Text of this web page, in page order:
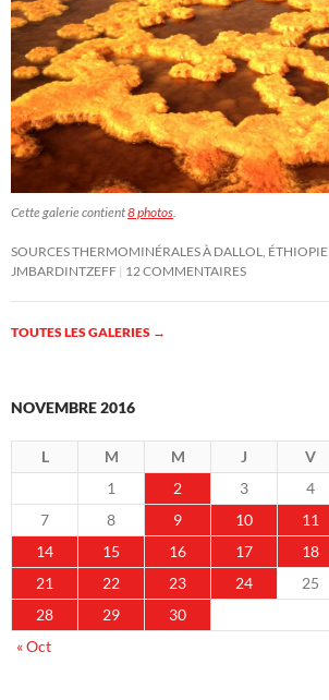
Cette galerie contient8 photos.
SOURCES THERMOMINÉRALES À DALLOL, ÉTHIOPIE
JMBARDINTZEFF 12 COMMENTAIRES
TOUTES LES GALERIES →
NOVEMBRE 2016
L M M J V
1
2 3 4
7
8 9 10 11
14
15 16 17 18
21
22 23 24 25
28
29
30
« Oct